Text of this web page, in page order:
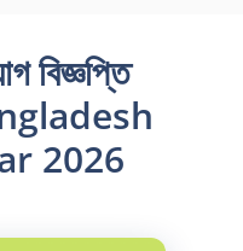
বিজ্ঞপ্তি
2026